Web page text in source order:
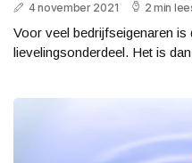
4 november 2021 2 min
Voor veel bedrijfseigenaren is
lievelingsonderdeel. Het is